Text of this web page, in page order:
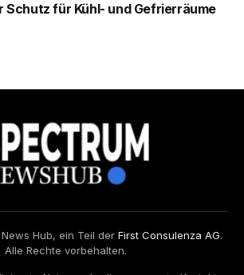
Schutz für Kühl- und Gefrierräume
Hub, ein Teil der First Consulenza AG.
Alle Rechte vorbehalten.